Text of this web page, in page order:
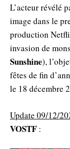
L’acteur révélé
image dans le
production
invasion de
Sunshine),
fêtes de fin
le 18 décembre
Update 09/12/
VOSTF :